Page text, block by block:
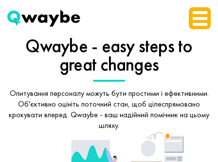
Qwaybe - easy stepsto
great changes
Опитування персоналу можуть бути простими і ефективними.
Об'єктивно оцініть поточний стан, щоб цілеспрямовано
крокувати вперед. Qwaybe - ваш надійний помічник на цьому
шляху.